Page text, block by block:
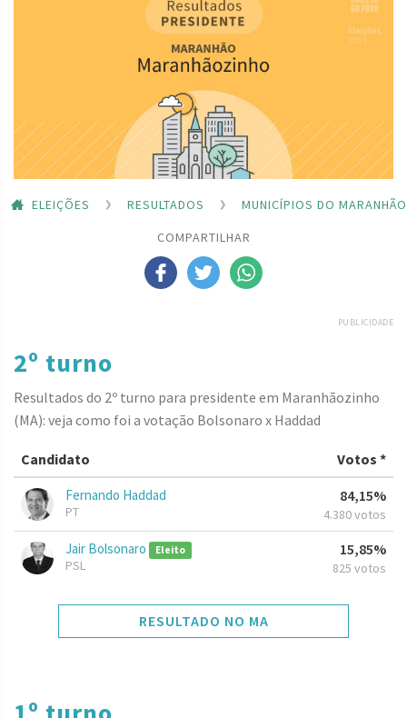
ELEIÇÕES RESULTADOS
MUNICÍPIOS DO MARANHÃO
COMPARTILHAR
PUBLICIDADE
2º turno
Resultados do 2º turno para presidente em Maranhãozinho
(MA): veja como foi a votação Bolsonaro x Haddad
Candidato Votos *
Fernando Haddad
PT
84,15%
4.380 votos
Jair Bolsonaro Eleito
PSL
15,85%
825 votos
RESULTADO NO MA